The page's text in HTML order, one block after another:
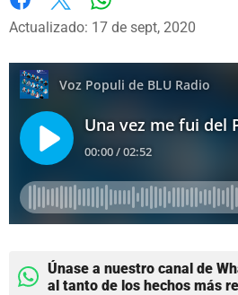
Facebook
X
Actualizado: 17 de sept, 2020
Únase a nuestro canal de
al tanto de los hechos más